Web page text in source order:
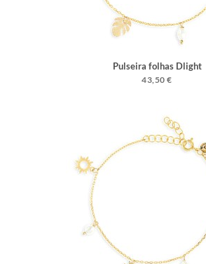
Pulseira folhas Dlight
43,50 €